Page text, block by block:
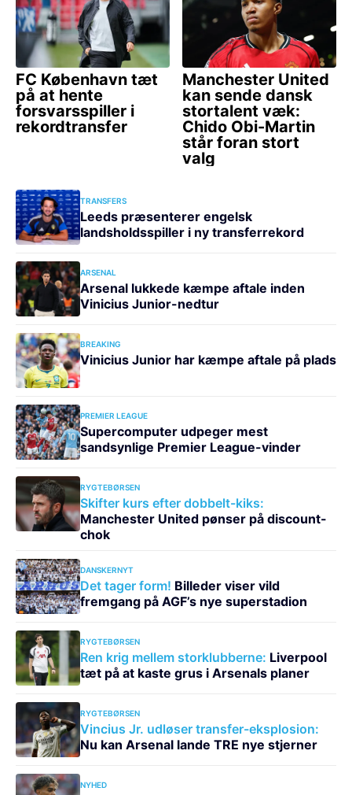
TRANSFERS
Leeds præsenterer engelsk
landsholdsspiller i ny transferrekord
ARSENAL
Arsenal lukkede kæmpe aftale inden
Vinicius Junior-nedtur
BREAKING
Vinicius Junior har kæmpe aftale på plads
PREMIER LEAGUE
Supercomputer udpeger mest
sandsynlige Premier League-vinder
RYGTEBØRSEN
Skifter kurs efter dobbelt-kiks:
Manchester United pønser på discount-
chok
DANSKERNYT
Det tager form! Billeder viser vild
fremgang på AGF’s nye superstadion
RYGTEBØRSEN
Ren krig mellem storklubberne: Liverpool
tæt på at kaste grus i Arsenals planer
RYGTEBØRSEN
Vincius Jr. udløser transfer-eksplosion:
Nu kan Arsenal lande TRE nye stjerner
NYHED